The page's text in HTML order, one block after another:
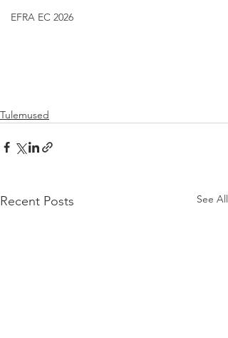
EFRA EC 2026
Tulemused
Recent Posts See All